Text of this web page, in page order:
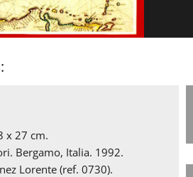
x 27 cm.
Bergamo, Italia. 1992.
Lorente (ref. 0730).